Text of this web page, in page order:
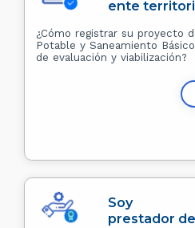
ente
¿Cómo registrar su proyecto
Potable y Saneamiento
de evaluación y viabilización?
Soy
prestador